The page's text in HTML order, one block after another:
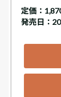
定価：
発売日：